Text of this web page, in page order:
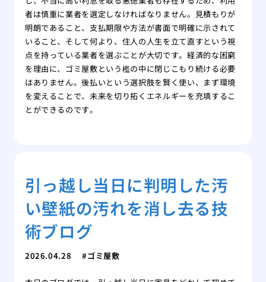
者は慎重に業者を選定しなければなりません。見積もりが
明朗であること、支払期限や方法が書面で明確に示されて
いること、そして何より、住人の人生を立て直すという視
点を持っている業者を選ぶことが大切です。経済的な困窮
を理由に、ゴミ屋敷という檻の中に閉じこもり続ける必要
はありません。後払いという選択肢を賢く使い、まず環境
を変えることで、未来を切り拓くエネルギーを充填するこ
とができるのです。
引っ越し当日に判明した汚
い壁紙の汚れを消し去る技
術ブログ
2026.04.28 ゴミ屋敷